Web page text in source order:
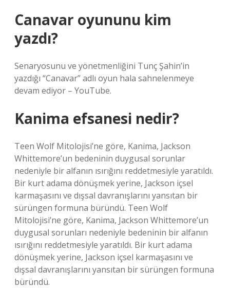
Canavar oyununu kim
yazdı?
Senaryosunu ve yönetmenliğini Tunç Şahin’in
yazdığı “Canavar” adlı oyun hala sahnelenmeye
devam ediyor – YouTube.
Kanima efsanesi nedir?
Teen Wolf Mitolojisi’ne göre, Kanima, Jackson
Whittemore’un bedeninin duygusal sorunlar
nedeniyle bir alfanın ısırığını reddetmesiyle yaratıldı.
Bir kurt adama dönüşmek yerine, Jackson içsel
karmaşasını ve dışsal davranışlarını yansıtan bir
sürüngen formuna büründü. Teen Wolf
Mitolojisi’ne göre, Kanima, Jackson Whittemore’un
duygusal sorunları nedeniyle bedeninin bir alfanın
ısırığını reddetmesiyle yaratıldı. Bir kurt adama
dönüşmek yerine, Jackson içsel karmaşasını ve
dışsal davranışlarını yansıtan bir sürüngen formuna
büründü.